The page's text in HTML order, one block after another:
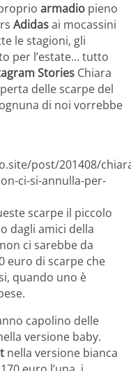
armadio pieno
Adidasai mocassini
le stagioni, gli
per l’estate… tutto
Stories Chiara
delle scarpe del
di noi vorrebbe
post/201408/
ci-si-annulla-per-
scarpe il piccolo
dagli amici della
ci sarebbe da
euro di scarpe che
quando uno è
capolino delle
versione baby.
nella versione bianca